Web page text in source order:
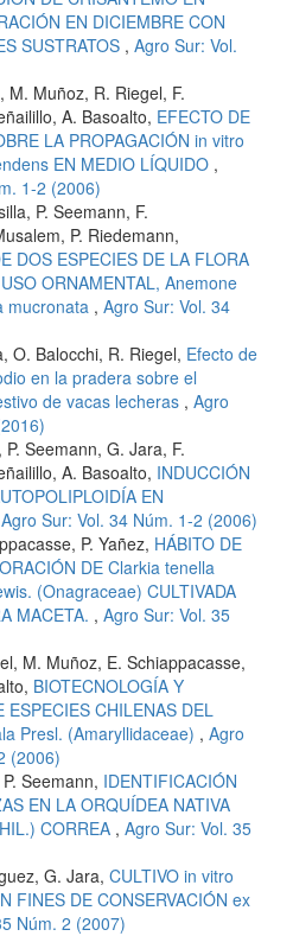
EN DICIEMBRE CON
SUSTRATOS , Agro Sur: Vol.
M. Muñoz, R. Riegel, F.
A. Basoalto, EFECTO DE
LA PROPAGACIÓN in vitro
EN MEDIO LÍQUIDO ,
1-2 (2006)
P. Seemann, F.
P. Riedemann,
DOS ESPECIES DE LA FLORA
ORNAMENTAL, Anemone
mucronata , Agro Sur: Vol. 34
O. Balocchi, R. Riegel, Efecto de
en la pradera sobre el
de vacas lecheras , Agro
Seemann, G. Jara, F.
A. Basoalto, INDUCCIÓN
EN
Agro Sur: Vol. 34 Núm. 1-2 (2006)
P. Yañez, HÁBITO DE
DE Clarkia tenella
(Onagraceae) CULTIVADA
MACETA. , Agro Sur: Vol. 35
M. Muñoz, E. Schiappacasse,
BIOTECNOLOGÍA Y
ESPECIES CHILENAS DEL
Presl. (Amaryllidaceae) , Agro
(2006)
Seemann, IDENTIFICACIÓN
EN LA ORQUÍDEA NATIVA
CORREA , Agro Sur: Vol. 35
G. Jara, CULTIVO in vitro
FINES DE CONSERVACIÓN ex
Núm. 2 (2007)